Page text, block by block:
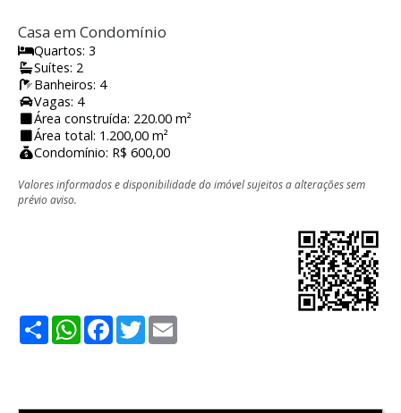
Casa em Condomínio
Quartos: 3
Suítes: 2
Banheiros: 4
Vagas: 4
Área construída: 220.00 m²
Área total: 1.200,00 m²
Condomínio: R$ 600,00
Valores informados e disponibilidade do imóvel sujeitos a alterações sem
prévio aviso.
ShareWhatsApp
Facebook
Twitter